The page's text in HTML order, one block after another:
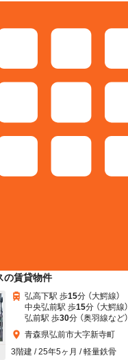
の賃貸物件
弘高下駅 歩15分 （大鰐線）
中央弘前駅 歩15分 （大鰐線）
弘前駅 歩30分 （奥羽線など）
青森県弘前市大字新寺町
3階建 / 25年5ヶ月 / 軽量鉄骨